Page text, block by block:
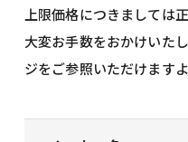
上限価格につきましては
大変お手数をおかけいた
ジをご参照いただけます